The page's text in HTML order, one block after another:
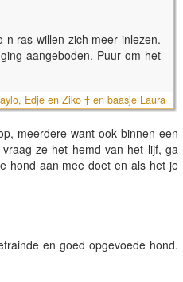
n ras willen zich meer inlezen.
aangeboden. Puur om het
Edje en Ziko † en baasje Laura
meerdere want ook binnen een
ze het hemd van het lijf, ga
hond aan mee doet en als het je
en goed opgevoede hond.